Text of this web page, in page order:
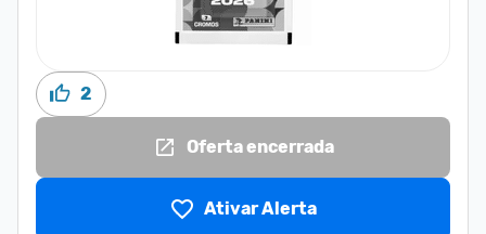
2
Oferta encerrada
Ativar Alerta